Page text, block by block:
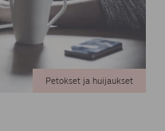
Petokset ja huijaukset